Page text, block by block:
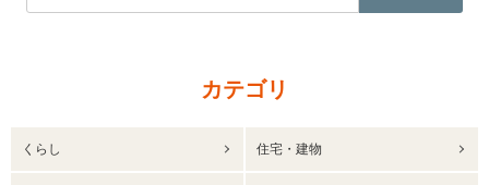
カテゴリ
くらし 住宅・建物